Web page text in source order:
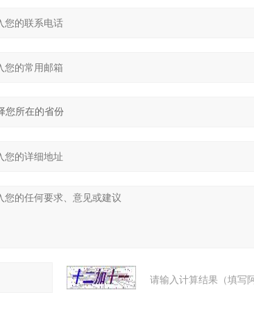
请输入计算结果（填写